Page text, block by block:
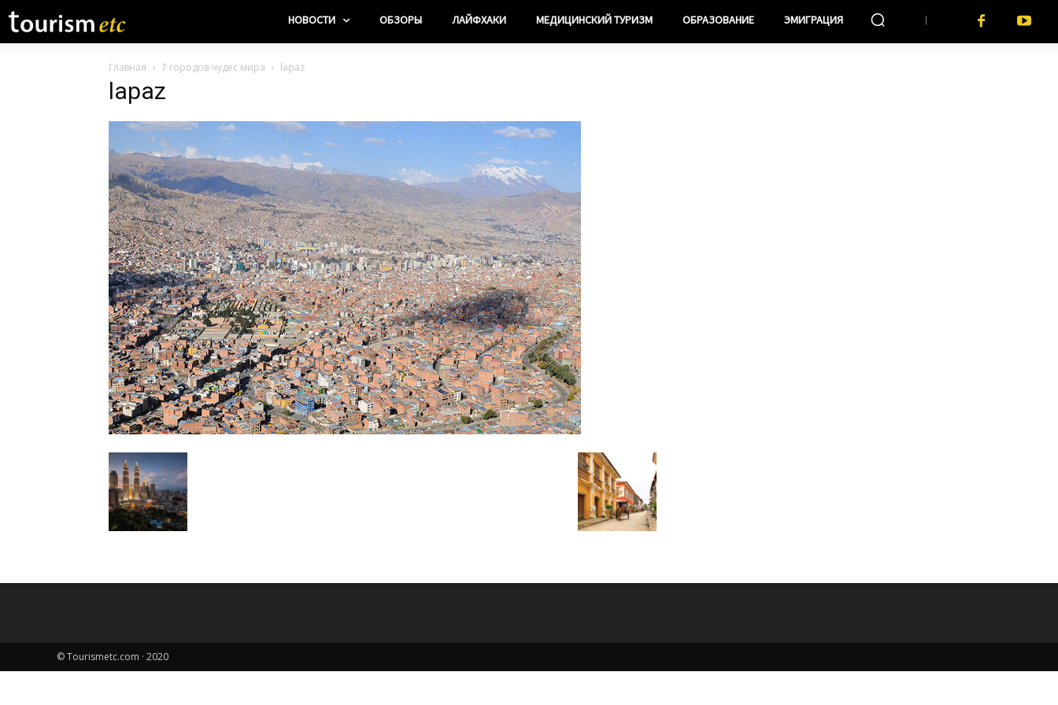
НОВОСТИ ОБЗОРЫ ЛАЙФХАКИ МЕДИЦИНСКИЙ ТУРИЗМ ОБРАЗОВАНИЕ ЭМИГРАЦИЯ
Главная 7 городов-чудес мира lapaz
lapaz
© Tourismetc.com · 2020